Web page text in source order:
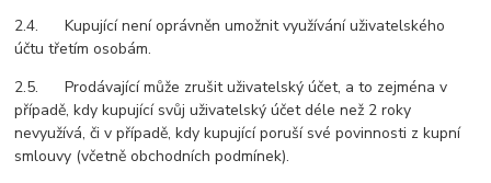
2.4. Kupující není oprávněn umožnit využívání uživatelského
účtu třetím osobám.
2.5. Prodávající může zrušit uživatelský účet, a to zejména v
případě, kdy kupující svůj uživatelský účet déle než 2 roky
nevyužívá, či v případě, kdy kupující poruší své povinnosti z kupní
smlouvy (včetně obchodních podmínek).